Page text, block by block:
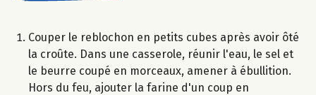
Couper le reblochon en petits cubes après avoir ôté
la croûte. Dans une casserole, réunir l'eau, le sel et
le beurre coupé en morceaux, amener à ébullition.
Hors du feu, ajouter la farine d'un coup en